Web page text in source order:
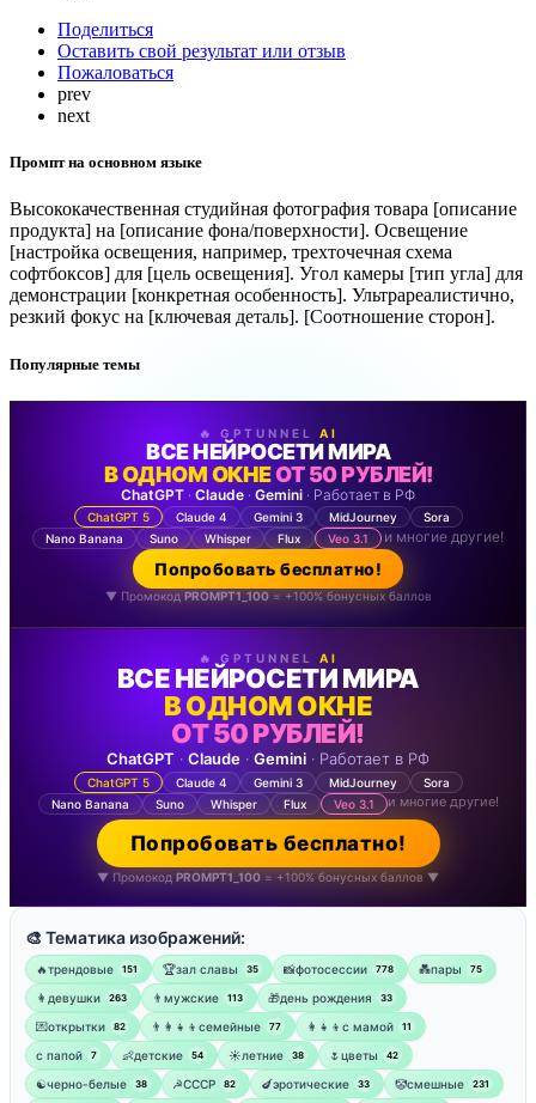
Поделиться
Оставить свой результат или отзыв
Пожаловаться
prev
next
Промпт на основном языке
Высококачественная студийная фотография товара [описание
продукта] на [описание фона/поверхности]. Освещение
[настройка освещения, например, трехточечная схема
софтбоксов] для [цель освещения]. Угол камеры [тип угла] для
демонстрации [конкретная особенность]. Ультрареалистично,
резкий фокус на [ключевая деталь]. [Соотношение сторон].
Популярные темы
🔥 GPTUNNEL AI
ВСЕ НЕЙРОСЕТИ МИРА
В ОДНОМ ОКНЕОТ 50 РУБЛЕЙ!
ChatGPT · Claude · Gemini · Работает в РФ
ChatGPT 5 Claude 4 Gemini 3 MidJourney
Sora
Nano Banana
Suno Whisper Flux Veo 3.1 и многие другие!
Попробовать бесплатно!
▼ Промокод PROMPT1_100= +100% бонусных баллов
🔥 GPTUNNEL AI
ВСЕ НЕЙРОСЕТИ МИРА
В ОДНОМ ОКНЕ
ОТ 50 РУБЛЕЙ!
ChatGPT · Claude · Gemini · Работает в РФ
ChatGPT 5 Claude 4 Gemini 3 MidJourney
Sora
Nano Banana
Suno Whisper Flux Veo 3.1 и многие другие!
Попробовать бесплатно!
▼ Промокод PROMPT1_100 = +100% бонусных баллов ▼
🎨 Тематика изображений:
🔥трендовые 151 🏆зал славы 35 📸фотосессии 778 💑пары 75
👩девушки 263 👨мужские 113 🎁день рождения 33
💌открытки 82 👨‍👩‍👧‍👦семейные 77 👩‍👧‍👦с мамой 11
‍с папой 7 👶детские 54 ☀️летние 38 🌷цветы 42
☯︎черно-белые 38 ☭СССР 82 🍆эротические 33 🤡смешные 231